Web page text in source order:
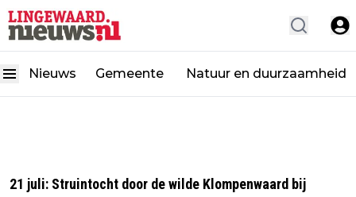
Nieuws Gemeente Natuur en duurzaamheid
21 juli: Struintocht door de wilde Klompenwaard bij